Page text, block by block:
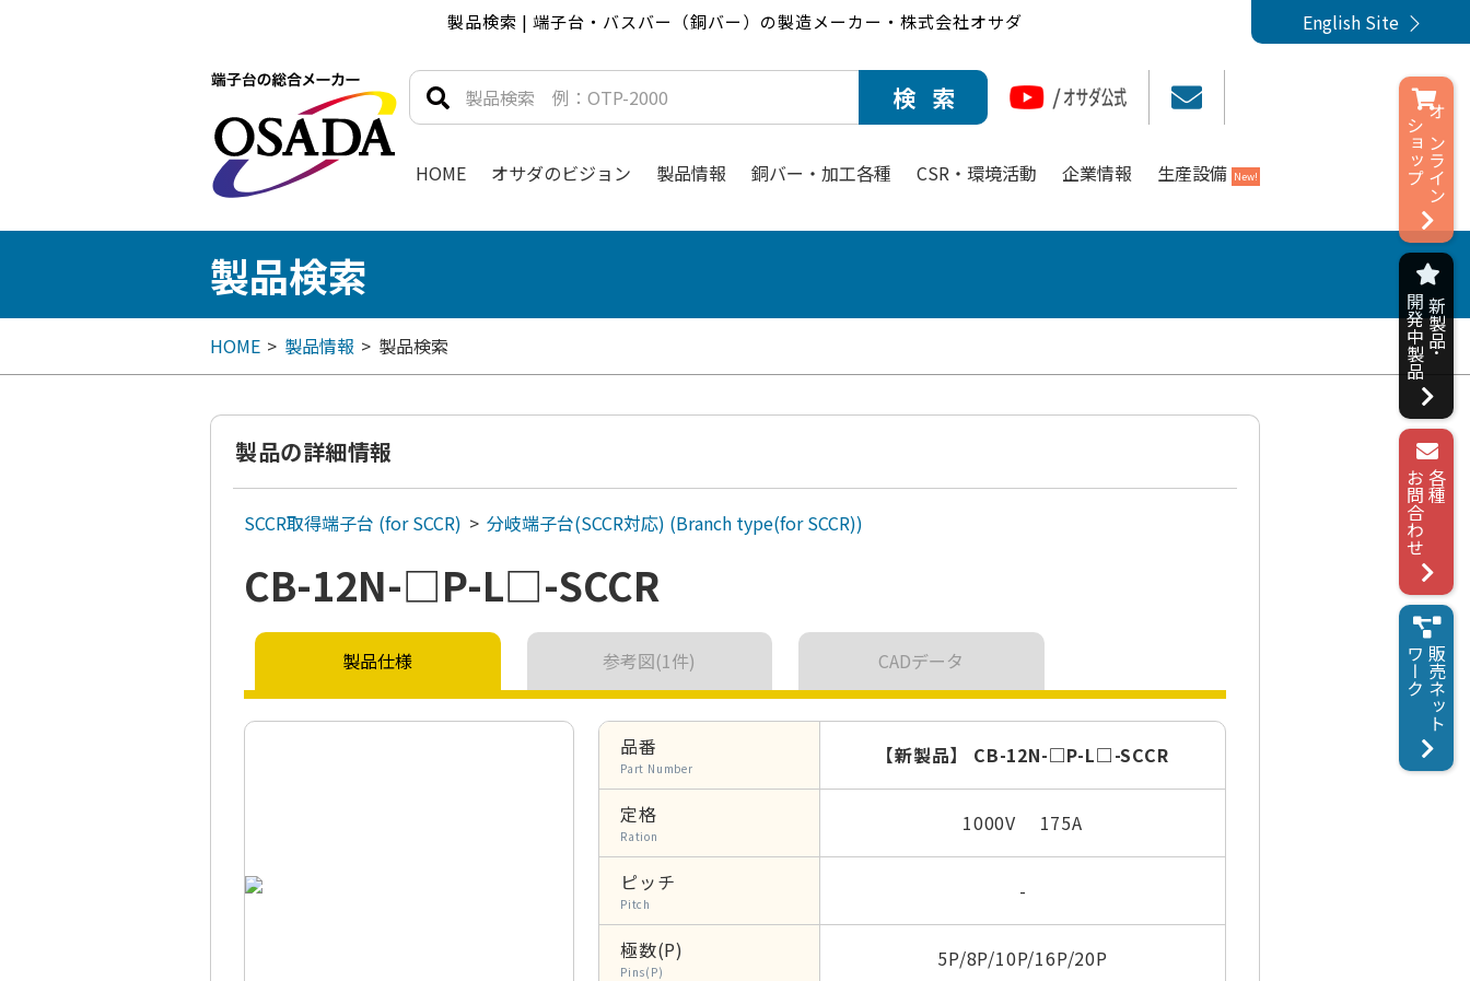
製品検索 | 端子台・バスバー（銅バー）の製造メーカー・株式会社オサダ English Site
HOME オサダのビジョン 製品情報 銅バー・加工各種 CSR・環境活動 企業情報 生産設備 New!
製品検索
HOME 製品情報 製品検索
製品の詳細情報
SCCR取得端子台 (for SCCR) 分岐端子台(SCCR対応) (Branch type(for SCCR))
CB-12N-□P-L□-SCCR
製品仕様 参考図(1件) CADデータ
品番
Part Number
【新製品】 CB-12N-□P-L□-SCCR
定格
Ration
1000V 175A
ピッチ
Pitch
-
極数(P)
Pins(P)
5P/8P/10P/16P/20P
オンライン
ショップ
新製品･
開発中製品
各種
お問合わせ
販売ネット
ワーク